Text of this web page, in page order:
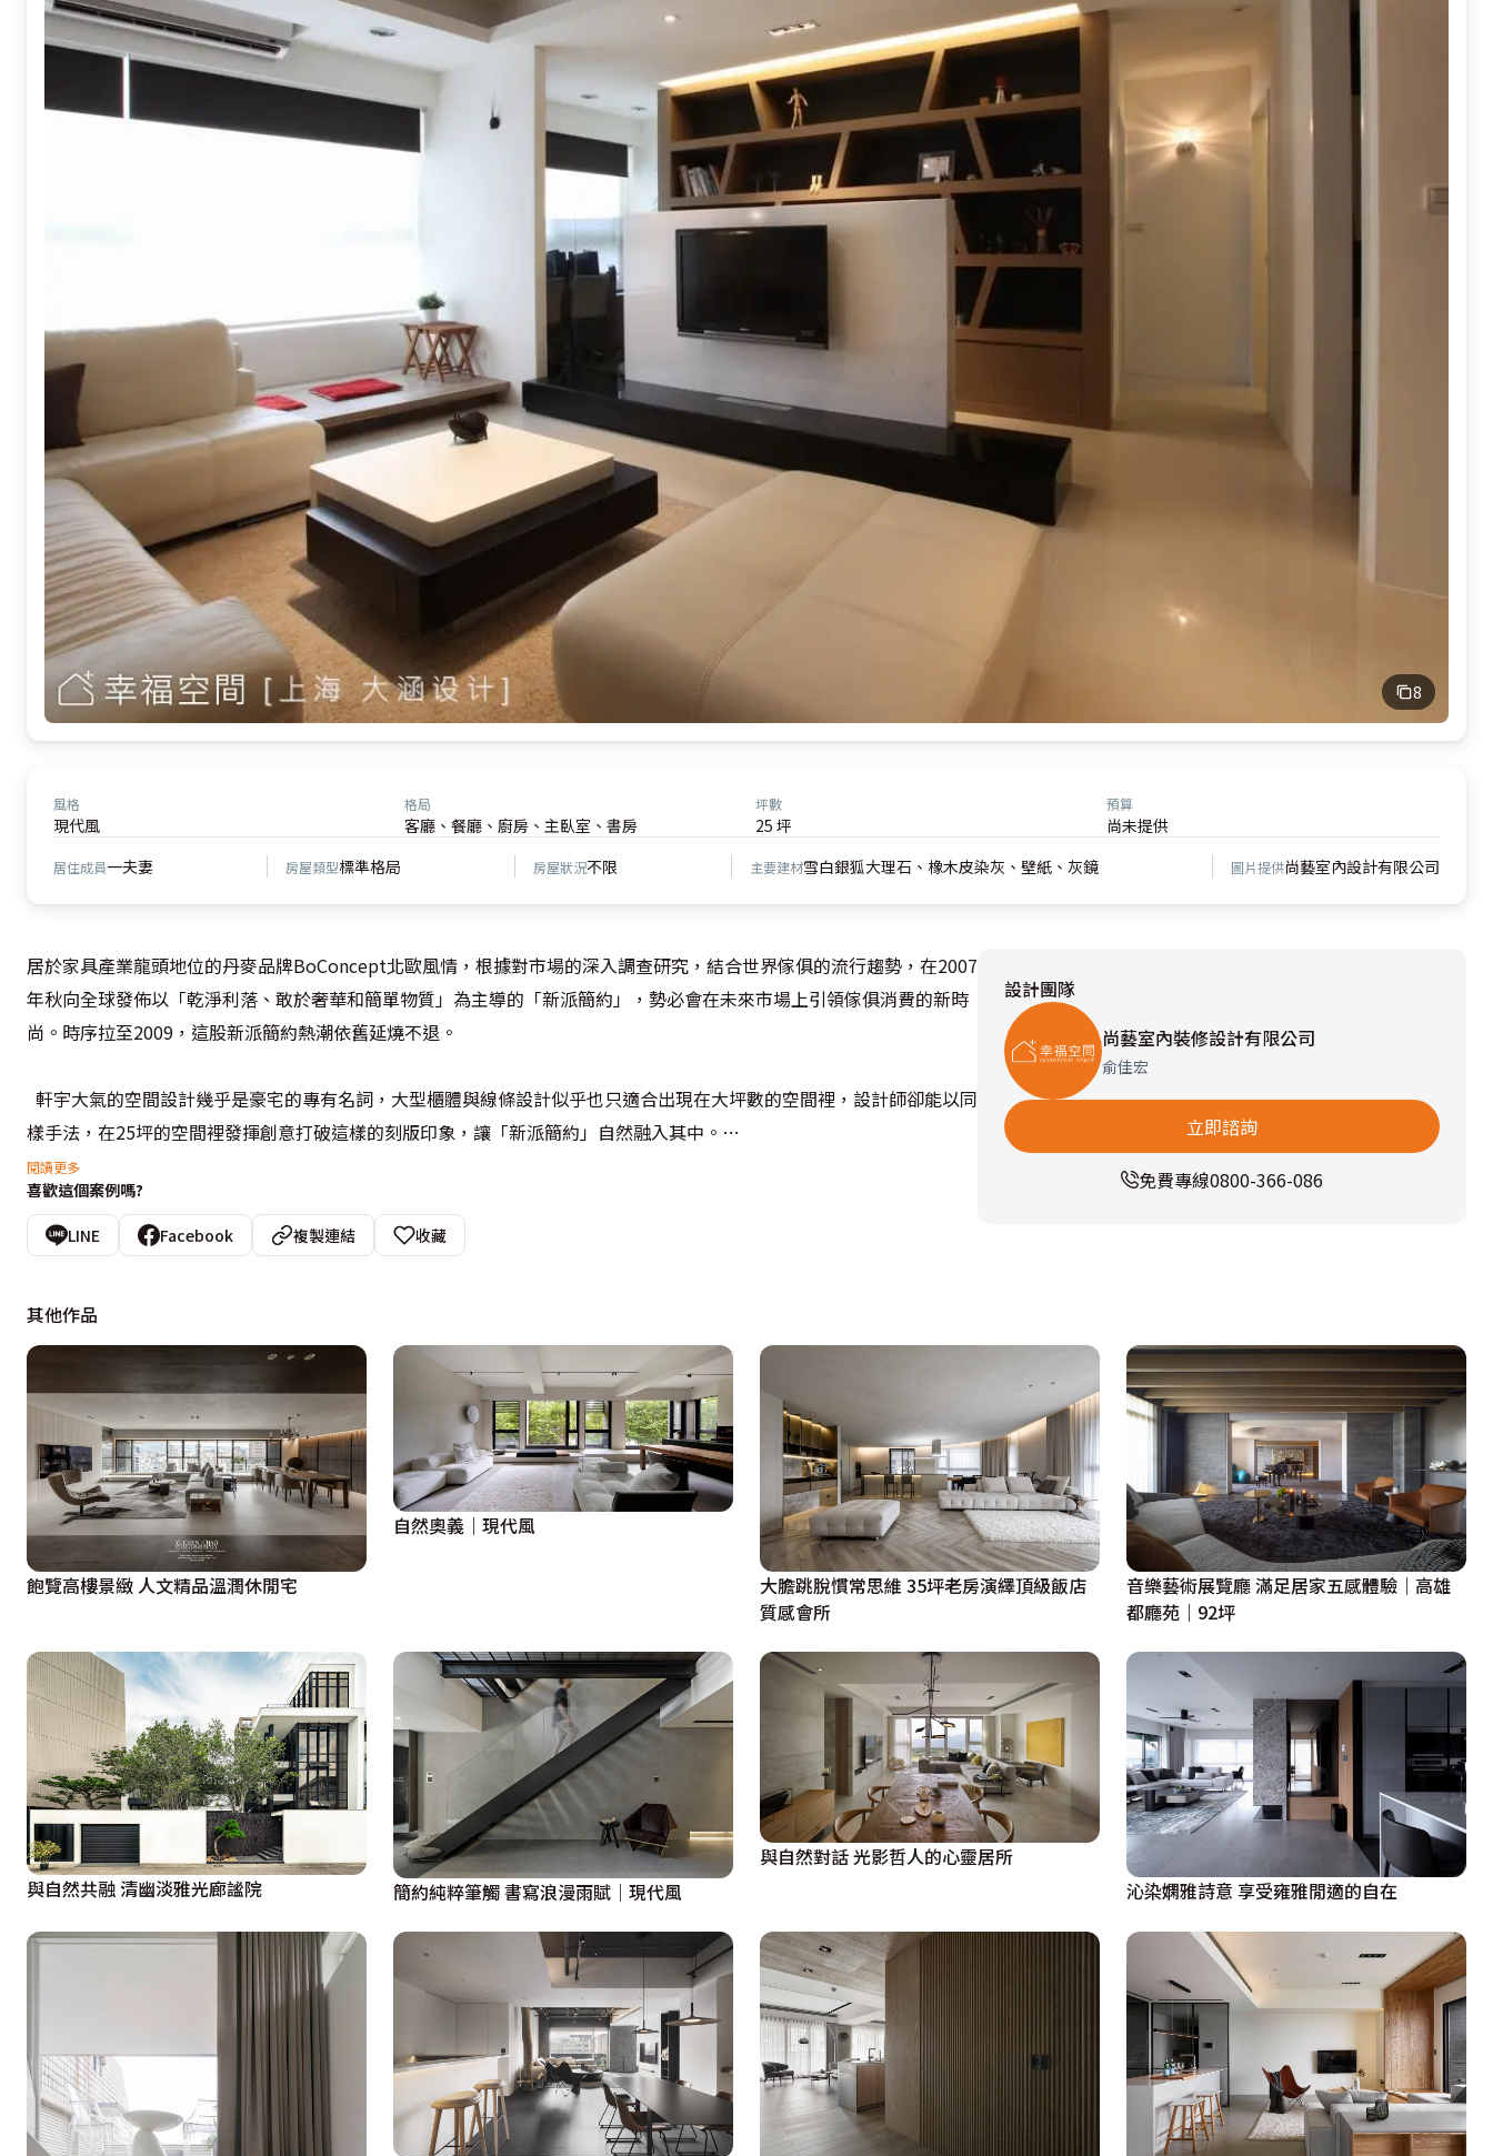
8
風格
現代風
格局
客廳、餐廳、廚房、主臥室、書房
坪數
25 坪
預算
尚未提供
居住成員一夫妻 房屋類型標準格局 房屋狀況不限 主要建材雪白銀狐大理石、橡木皮染灰、壁紙、灰鏡 圖片提供尚藝室內設計有限公司
居於家具產業龍頭地位的丹麥品牌BoConcept北歐風情，根據對市場的深入調查研究，結合世界傢俱的流行趨勢，在2007
年秋向全球發佈以「乾淨利落、敢於奢華和簡單物質」為主導的「新派簡約」，勢必會在未來市場上引領傢俱消費的新時
尚。時序拉至2009，這股新派簡約熱潮依舊延燒不退。
  軒宇大氣的空間設計幾乎是豪宅的專有名詞，大型櫃體與線條設計似乎也只適合出現在大坪數的空間裡，設計師卻能以同
樣手法，在25坪的空間裡發揮創意打破這樣的刻版印象，讓「新派簡約」自然融入其中。
  拆除原建案客廳旁邊的房間，以雪白銀狐大理石與灰鏡組合的半人高電視牆，開放分隔出客廳與書房兩個使用空間，簡潔
時尚的大理石定出空間的高度質感，與空間同色調稍有厚度的石材設計，是穩定室內空間避免過於懸浮的第一道視覺焦
點；再將視野放向其後的大型展示櫃，不規則的層架變化，化解大型櫃體產生的壓迫感，坐在沙發望過去的視覺端景也因
展示櫃上方的照明光帶，即成為屋主展示個人收藏的藝術空間。在同一個空間裡，設計師簡單以淺白的石材與深沉的木
作，鋪排出冷酷與溫暖兩種空間表情。
  開放式設計的客廳與書房，讓兩個空間相互照顧毫無阻礙，同一平面的對外窗也引入戶外的燦爛驕陽，光線平均的洩流在
兩個開放共享的空間，也照亮沒有自然光源的其他室內空間，架高的小平台是客廳臨窗最佳的起居空間，坐在另一端的書
桌前閱讀、工作，扭開居於兩個空間中的視聽音響，在同一個空間裡享受一樣的氣氛，卻能擁有各自的生活享受。
  新簡約意象繼續蔓延進臥房空間，倚窗而放線條俐落的單桌，是除了主床及大型鏡面衣櫃外，用來點出簡潔又有品味空間
的主題小物，在床頭橫樑下方的主牆兩側打上照明光帶，讓有擴散效果的光暈營造更為縱長的空間錯覺。
  「『乾淨俐落』是屋主唯一的設計需求。」開放的空間鋪排、簡潔、實用，絕不拖泥帶水的設計線條，黑、白、灰三色為
基調，加上四處流曳的鮮活陽光，尚藝設計俞佳宏設計師為年輕屋主量身規劃出與世界同步流行的「新簡約潮」。
閱讀更多
喜歡這個案例嗎?
LINE Facebook 複製連結 收藏
設計團隊
尚藝室內裝修設計有限公司
俞佳宏
立即諮詢
免費專線0800-366-086
其他作品
飽覽高樓景緻 人文精品溫潤休閒宅
自然奧義｜現代風
大膽跳脫慣常思維 35坪老房演繹頂級飯店
質感會所
音樂藝術展覽廳 滿足居家五感體驗｜高雄
都廳苑｜92坪
與自然共融 清幽淡雅光廊謐院 簡約純粹筆觸 書寫浪漫雨賦｜現代風
與自然對話 光影哲人的心靈居所
沁染嫻雅詩意 享受雍雅閒適的自在